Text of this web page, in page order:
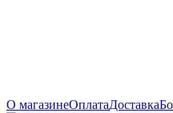
О магазинеОплатаДоставка